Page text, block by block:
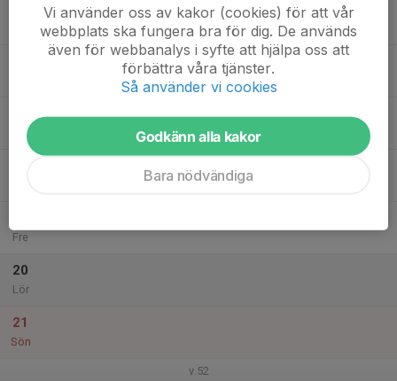
19:30
21:00
BJJ - Avancerad
Gefle Fight Center - Stora salen
Ons
19:30
BJJ - Avancerad
Gefle Fight Center - Stora salen
Fre
20
Lör
21
Sön
v.52
Vi använder oss av kakor (cookies) för att vår
webbplats ska fungera bra för dig. De används
även för webbanalys i syfte att hjälpa oss att
förbättra våra tjänster.
Så använder vi cookies
Godkänn alla kakor
Bara nödvändiga